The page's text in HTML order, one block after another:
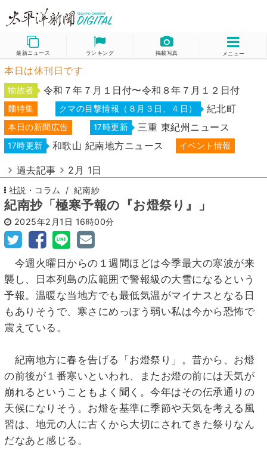
最新ニュース ランキング 掲載写真 メニュー
本日は休刊日です
物故者 令和７年７月１日付〜令和８年７月１２日付
麺特集 クマの目撃情報（８月３日、４日） 紀北町
本日の新聞広告 17時更新 三重 東紀州ニュース
17時更新 和歌山 紀南地方ニュース イベント情報
過去記事 2月 1日
社説・コラム 紀南紗
紀南抄「極寒予報の『お燈祭り』」
2025年2月1日 16時00分
今週火曜日からの１週間ほどは今季最大の寒波が来
襲し、日本列島の広範囲で警報級の大雪になるという
予報。温暖な当地方でも最低気温がマイナスとなる日
もありそうで、寒さにめっぽう弱い私は今から恐怖で
震えている。
紀南地方に春を告げる「お燈祭り」。昔から、お燈
の前後が１番寒いといわれ、またお燈の前には天気が
崩れるということもよく聞く。今年はその伝承通りの
天候になりそう。お燈を基準に季節や天気を考える風
習は、地元の人に古くから大切にされてきた祭りなん
だなあと感じる。